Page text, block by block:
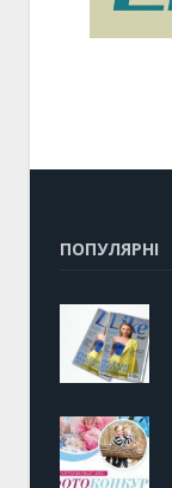
ПОПУЛЯРНІ